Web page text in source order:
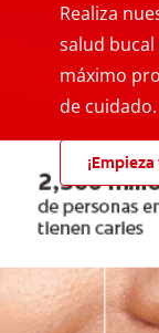
Realiza
salud
máximo
de cuidado.